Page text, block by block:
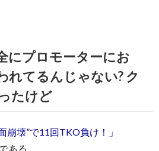
にプロモーターにお
れてるんじゃない? ク
たけど
崩壊”で11回TKO負け！」
ある。